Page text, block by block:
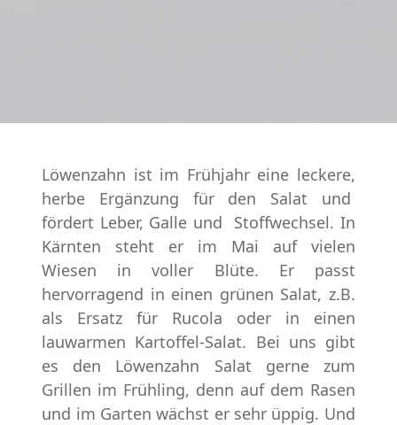
Löwenzahn ist im Frühjahr eine leckere,
herbe Ergänzung für den Salat und
fördert Leber, Galle und Stoffwechsel. In
Kärnten steht er im Mai auf vielen
Wiesen in voller Blüte. Er passt
hervorragend in einen grünen Salat, z.B.
als Ersatz für Rucola oder in einen
lauwarmen Kartoffel-Salat. Bei uns gibt
es den Löwenzahn Salat gerne zum
Grillen im Frühling, denn auf dem Rasen
und im Garten wächst er sehr üppig. Und